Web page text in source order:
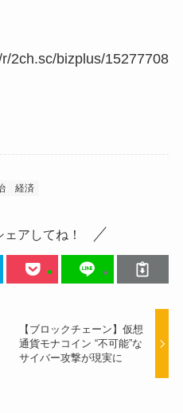
2ch.sc/bizplus/15277708
経済
アしてね！
【ブロックチェーン】仮想
通貨モナコイン “不可能”な
サイバー攻撃が現実に